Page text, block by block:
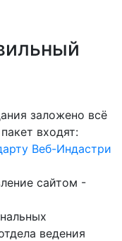
заложено всё
входят:
Веб-Индастри
сайтом -
ведения